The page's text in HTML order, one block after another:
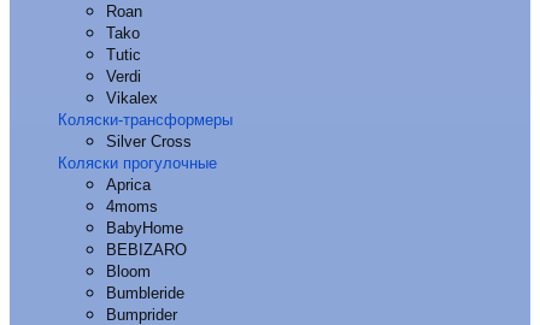
Roan
Tako
Tutic
Verdi
Vikalex
Коляски-трансформеры
Silver Cross
Коляски прогулочные
Aprica
4moms
BabyHome
BEBIZARO
Bloom
Bumbleride
Bumprider